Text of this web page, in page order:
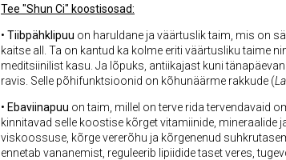
Tee "Shun Ci" koostisosad:
• Tiibpähklipuu on haruldane ja väärtuslik taim, mis on
kaitse all. Ta on kantud ka kolme eriti väärtusliku taime
meditsiinilist kasu. Ja lõpuks, antiikajast kuni
ravis. Selle põhifunktsioonid on kõhunäärme rakkude (
• Ebaviinapuu on taim, millel on terve rida tervendavaid
kinnitavad selle koostise kõrget vitamiinide, mineraalide
viskoossuse, kõrge vererõhu ja kõrgenenud
ennetab vananemist, reguleerib lipiidide taset veres,